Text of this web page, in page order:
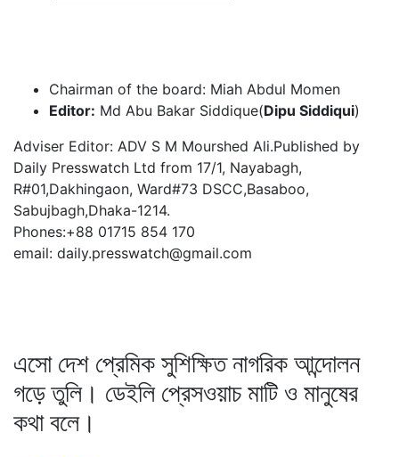
Chairman of the board: Miah Abdul Momen
Editor: Md Abu Bakar Siddique(Dipu Siddiqui)
Adviser Editor: ADV S M Mourshed Ali.Published by
Daily Presswatch Ltd from 17/1, Nayabagh,
R#01,Dakhingaon, Ward#73 DSCC,Basaboo,
Sabujbagh,Dhaka-1214.
Phones:+88 01715 854 170
email: daily.presswatch@gmail.com
এসো দেশ প্রেমিক সুশিক্ষিত নাগরিক আন্দোলন
গড়ে তুলি। ডেইলি প্রেসওয়াচ মাটি ও মানুষের
কথা বলে।